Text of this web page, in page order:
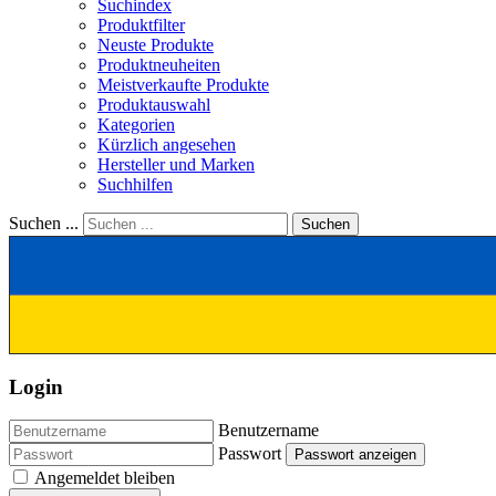
Suchindex
Produktfilter
Neuste Produkte
Produktneuheiten
Meistverkaufte Produkte
Produktauswahl
Kategorien
Kürzlich angesehen
Hersteller und Marken
Suchhilfen
Suchen ... Suchen
Login
Benutzername
Passwort
Passwort anzeigen
Angemeldet bleiben